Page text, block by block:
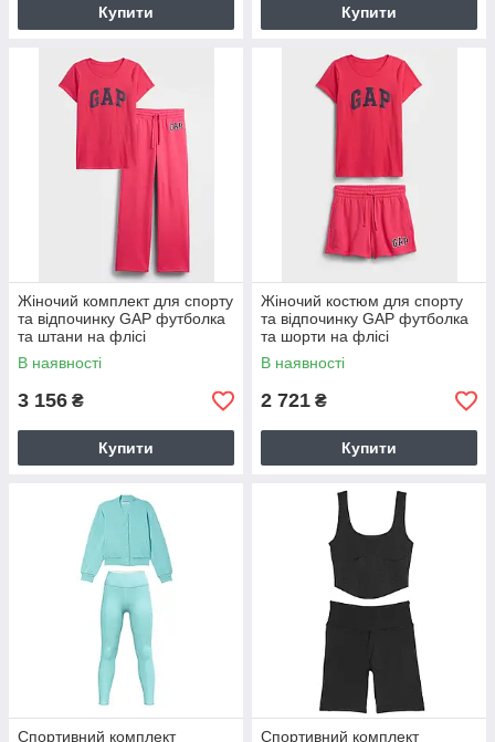
Купити Купити
Жіночий комплект для спорту
та відпочинку GAP футболка
та штани на флісі
1159863211 (Рожевий M)
В наявності
3 156 ₴
Купити
Жіночий костюм для спорту
та відпочинку GAP футболка
та шорти на флісі
1159862872 (Рожевий M)
В наявності
2 721 ₴
Купити
Спортивний комплект
Спортивний комплект